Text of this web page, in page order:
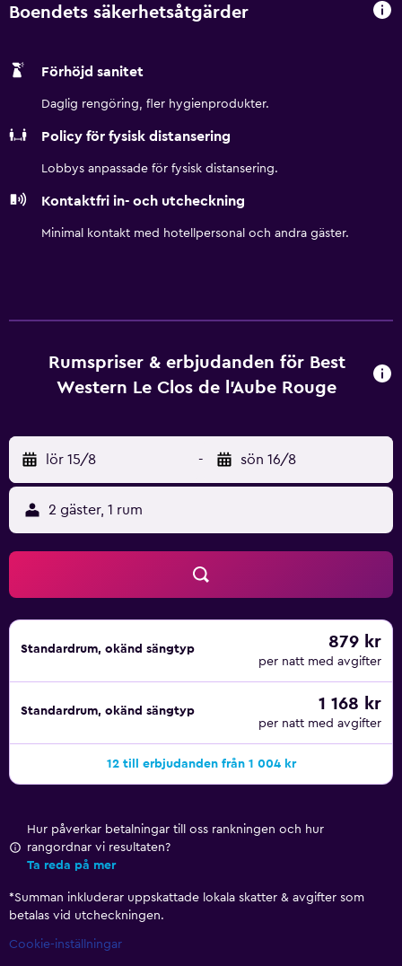
erbjuds dagligen och strykjärn/strykbräda kan fås på
utomhustennisbanor, bastu och fitnesscenter. Gäster
plats eller i närheten. Avgifter kan tillkomma.
Boendets säkerhetsåtgärder
Förhöjd sanitet
Daglig rengöring, fler hygienprodukter.
Policy för fysisk distansering
Lobbys anpassade för fysisk distansering.
Kontaktfri in- och utcheckning
Minimal kontakt med hotellpersonal och andra gäster.
Rumspriser & erbjudanden för Best
Western Le Clos de l'Aube Rouge
lör 15/8 - sön 16/8
2 gäster, 1 rum
Standardrum, okänd sängtyp 879 kr
per natt med avgifter
Standardrum, okänd sängtyp 1 168 kr
per natt med avgifter
12 till erbjudanden från 1 004 kr
Hur påverkar betalningar till oss rankningen och hur
rangordnar vi resultaten?
Ta reda på mer
*Summan inkluderar uppskattade lokala skatter & avgifter som
betalas vid utcheckningen.
Cookie-inställningar